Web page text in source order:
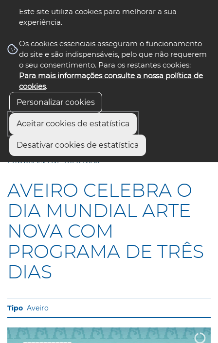
Este site utiliza cookies para melhorar a sua
experiência.
Os cookies essenciais asseguram o funcionamento
do site e são indispensáveis, pelo que não requerem
o seu consentimento. Para os restantes cookies:
Para mais informações consulte a nossa política de
cookies.
Personalizar cookies
Aceitar cookies de estatística
Desativar cookies de estatística
nos select language
Início
AVEIRO CELEBRA O DIA MUNDIAL ARTE NOVA COM
PROGRAMA DE TRÊS DIAS
AVEIRO CELEBRA O
DIA MUNDIAL ARTE
NOVA COM
PROGRAMA DE TRÊS
DIAS
Aveiro